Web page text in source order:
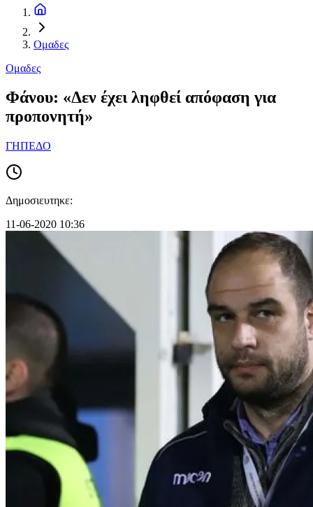
Ομαδες
Ομαδες
Φάνου: «Δεν έχει ληφθεί απόφαση για
προπονητή»
ΓΗΠΕΔΟ
Δημοσιευτηκε:
11-06-2020 10:36